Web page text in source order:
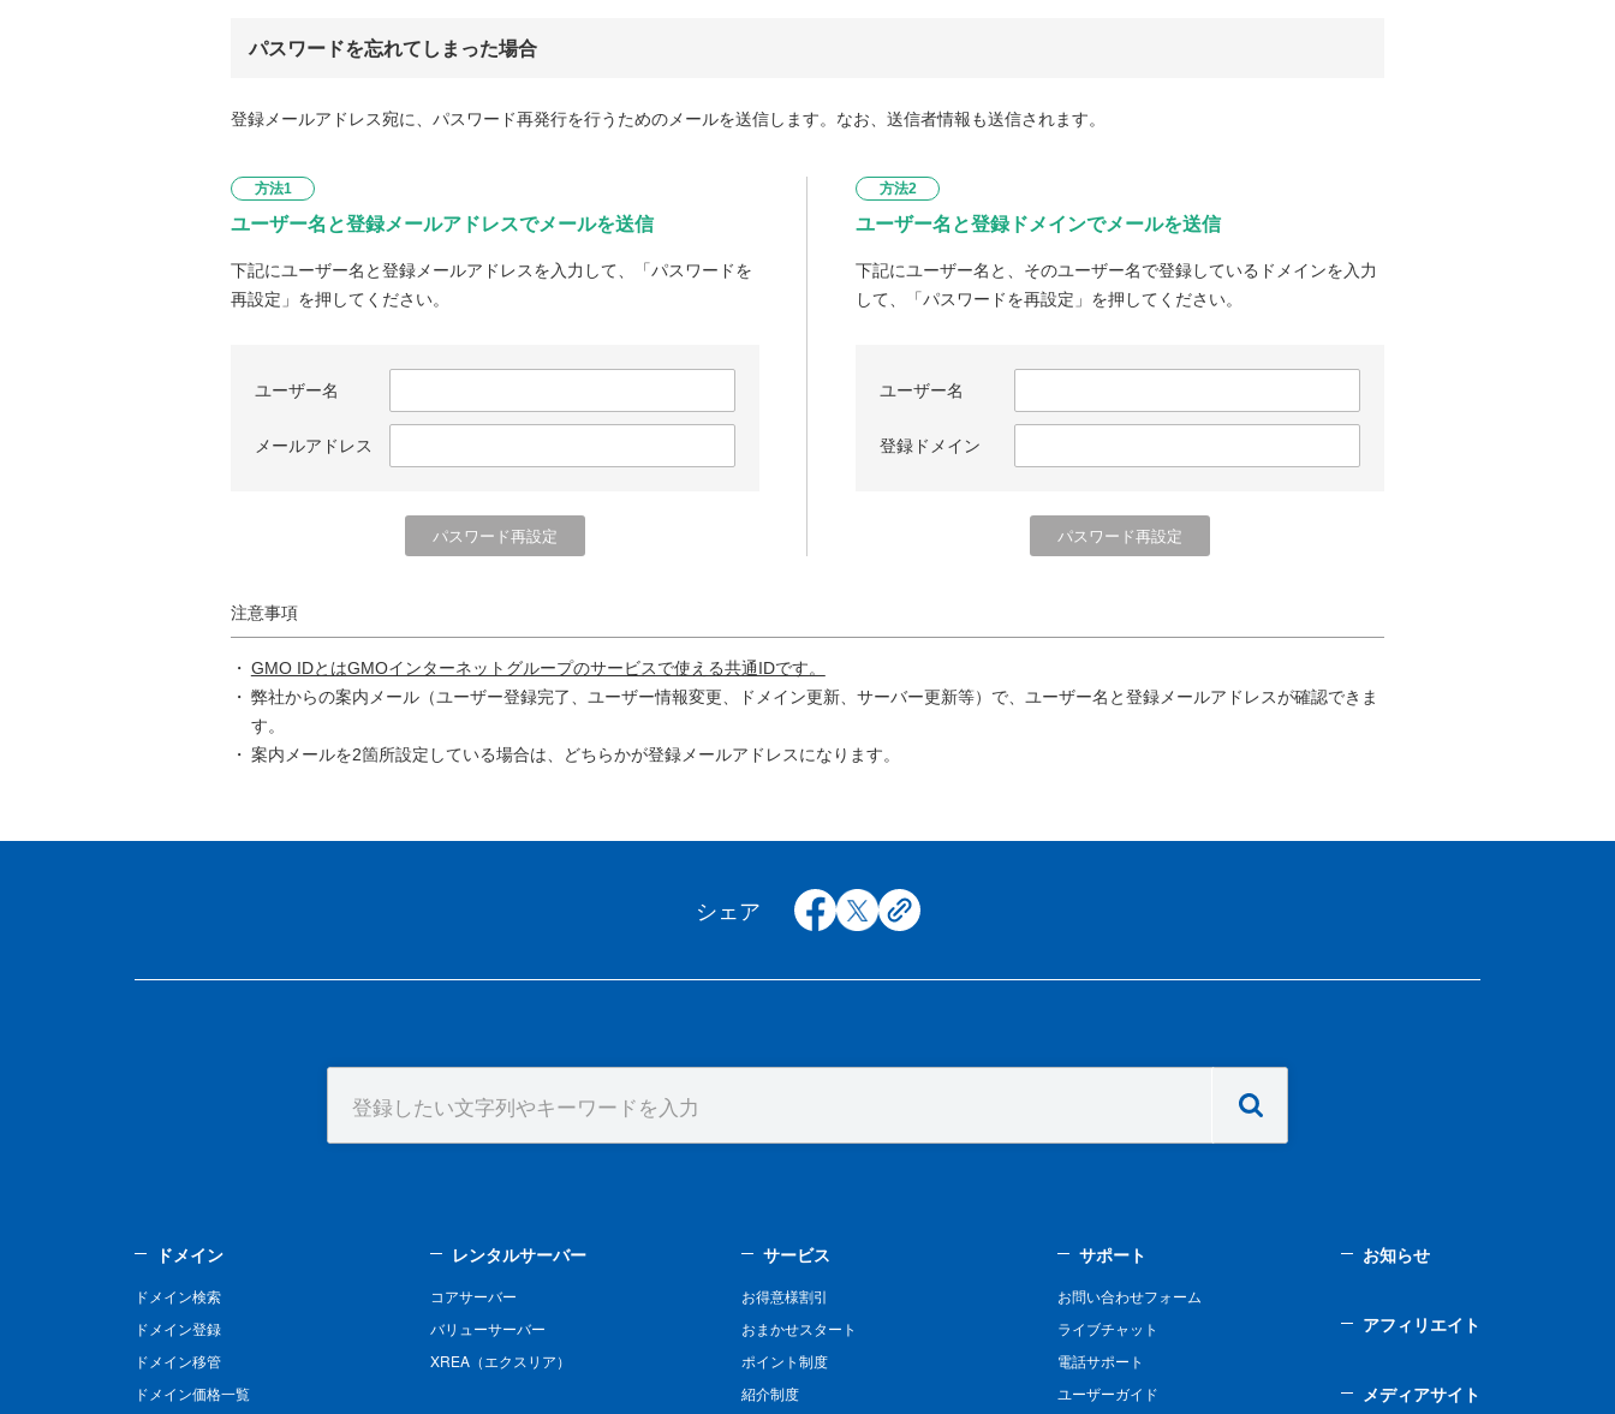
パスワードを忘れてしまった場合
登録メールアドレス宛に、パスワード再発行を行うためのメールを送信します。なお、送信者情報も送信されます。
方法1
ユーザー名と登録メールアドレスでメールを送信
下記にユーザー名と登録メールアドレスを入力して、「パスワードを
再設定」を押してください。
ユーザー名
メールアドレス
方法2
ユーザー名と登録ドメインでメールを送信
下記にユーザー名と、そのユーザー名で登録しているドメインを入力
して、「パスワードを再設定」を押してください。
ユーザー名
登録ドメイン
注意事項
GMO IDとはGMOインターネットグループのサービスで使える共通IDです。
弊社からの案内メール（ユーザー登録完了、ユーザー情報変更、ドメイン更新、サーバー更新等）で、ユーザー名と登録メールアドレスが確認できま
す。
案内メールを2箇所設定している場合は、どちらかが登録メールアドレスになります。
シェア facebook
x copy
ドメイン
ドメイン検索
ドメイン登録
ドメイン移管
ドメイン価格一覧
レンタルサーバー
コアサーバー
バリューサーバー
XREA（エクスリア）
サービス
お得意様割引
おまかせスタート
ポイント制度
紹介制度
サポート
お問い合わせフォーム
ライブチャット
電話サポート
ユーザーガイド
お知らせ
アフィリエイト
メディアサイト